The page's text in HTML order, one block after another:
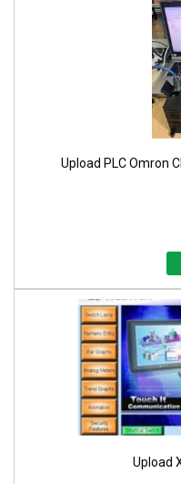
Upload PLC Omron
Upload